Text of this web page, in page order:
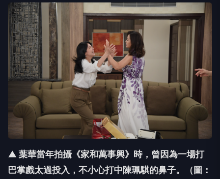
▲ 葉華當年拍攝《家和萬事興》時，曾因為一場打
巴掌戲太過投入，不小心打中陳珮騏的鼻子。（圖：
三立）